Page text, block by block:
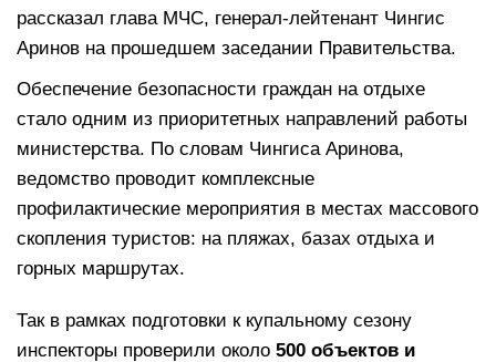
рассказал глава МЧС, генерал-лейтенант Чингис
Аринов на прошедшем заседании Правительства.
Обеспечение безопасности граждан на отдыхе
стало одним из приоритетных направлений работы
министерства. По словам Чингиса Аринова,
ведомство проводит комплексные
профилактические мероприятия в местах массового
скопления туристов: на пляжах, базах отдыха и
горных маршрутах.
Так в рамках подготовки к купальному сезону
инспекторы проверили около 500 объектов и